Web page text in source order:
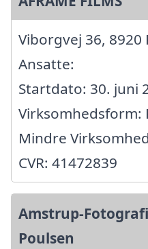
Viborgvej 36, 8920
Ansatte:
Startdato: 30. juni
Virksomhedsform:
Mindre Virksomhed
CVR: 41472839
Amstrup-
Poulsen